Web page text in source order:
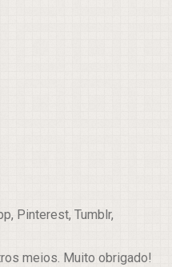
Pinterest, Tumblr,
meios. Muito obrigado!